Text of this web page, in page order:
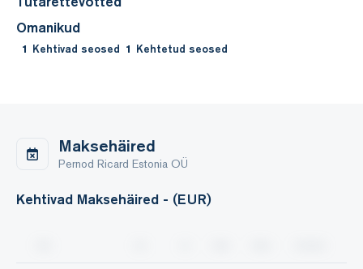
ettevõtte osa oli 2,2%. Töötajate arvu poolest moodustas
ettevõtte 16 töötajat Eesti sektori 530 töötajast 3,0% ning
Omanikud
1 Kehtivad seosed 1 Kehtetud seosed
Maksehäired
Pernod Ricard Estonia OÜ
Kehtivad Maksehäired - (EUR)